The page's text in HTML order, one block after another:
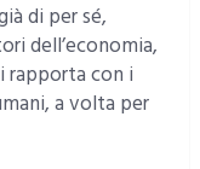
di per sé,
dell’economia,
con i
a volta per